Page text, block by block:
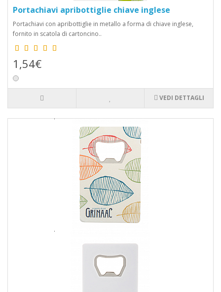
Portachiavi apribottiglie chiave inglese
Portachiavi con apribottiglie in metallo a forma di chiave inglese,
fornito in scatola di cartoncino..
1,54€
VEDI DETTAGLI